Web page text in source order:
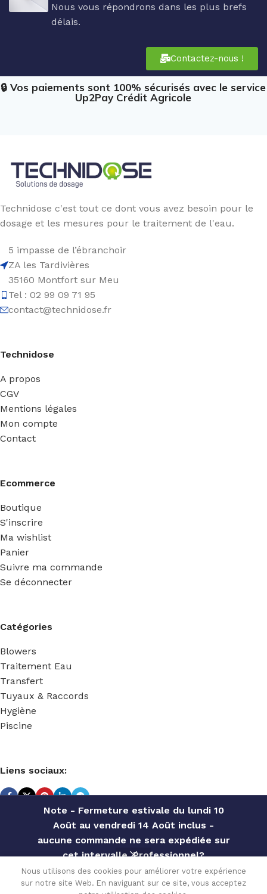
Note - Fermeture estivale du lundi 10
Août au vendredi 14 Août inclus -
aucune commande ne sera expédiée sur
cet intervalle. Professionnel?
Contactez notre service commercial
pour des offres personnalisées, des
Nous vous répondrons dans les plus brefs
délais.
Contactez-nous !
🔒 Vos paiements sont 100% sécurisés avec le service
Up2Pay Crédit Agricole
Technidose c'est tout ce dont vous avez besoin pour le
dosage et les mesures pour le traitement de l'eau.
5 impasse de l’ébranchoir
ZA les Tardivières
35160 Montfort sur Meu
Tel : 02 99 09 71 95
contact@technidose.fr
Technidose
A propos
CGV
Mentions légales
Mon compte
Contact
Ecommerce
Boutique
S'inscrire
Ma wishlist
Panier
Suivre ma commande
Se déconnecter
Catégories
Blowers
Traitement Eau
Transfert
Tuyaux & Raccords
Hygiène
Piscine
Liens sociaux:
TECHNIDOSE 2022 Réalisé parACS INFORMATIQUE
Nous utilisons des cookies pour améliorer votre expérience
sur notre site Web. En naviguant sur ce site, vous acceptez
KIT
JOINT
96.24€
En